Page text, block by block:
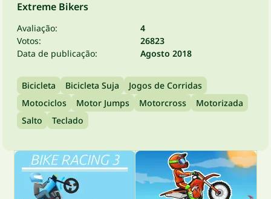
Extreme Bikers
Avaliação:
4
Votos:
26823
Data de publicação:
Agosto 2018
Bicicleta Bicicleta Suja
Jogos de Corridas
Motociclos
Motor Jumps Motorcross
Motorizada
Salto
Teclado